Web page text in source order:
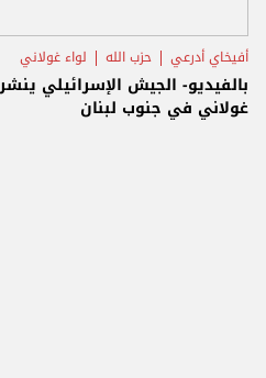
أفيخاي أدرعي حزب الله لواء غولاني
بالفيديو- الجيش الإسرائيلي
غولاني في جنوب لبنان